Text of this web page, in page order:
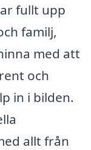
fullt upp
familj,
med att
och
in i bilden.
allt från